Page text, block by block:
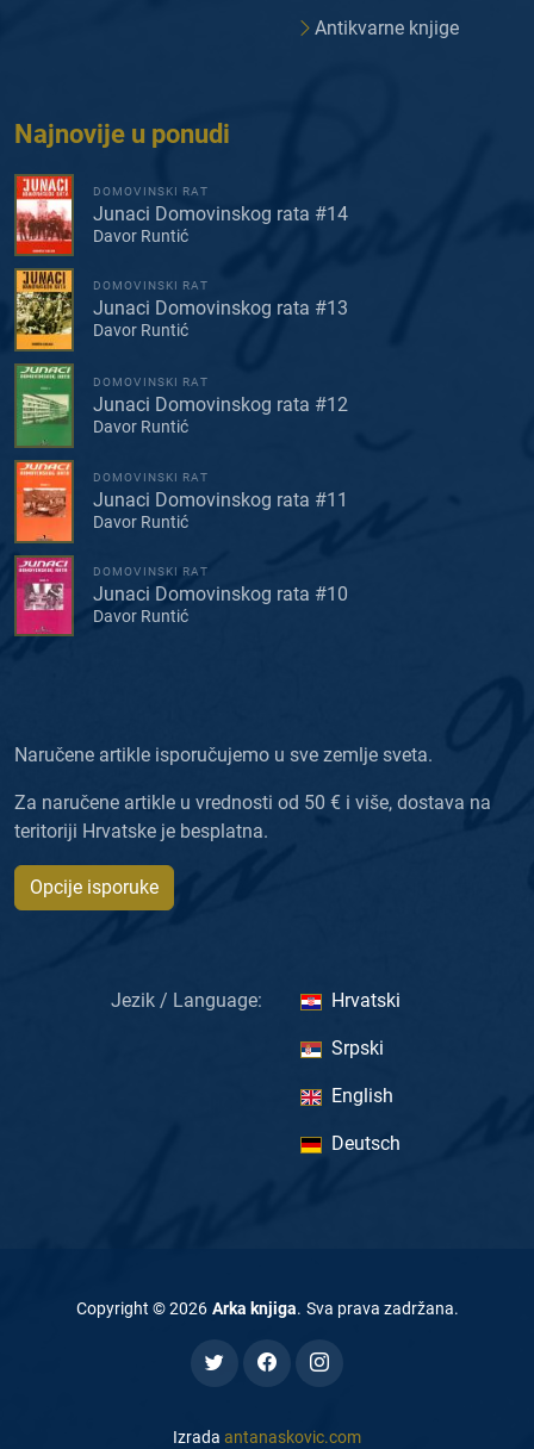
Antikvarne knjige
Najnovije u ponudi
DOMOVINSKI RAT
Junaci Domovinskog rata #14
Davor Runtić
DOMOVINSKI RAT
Junaci Domovinskog rata #13
Davor Runtić
DOMOVINSKI RAT
Junaci Domovinskog rata #12
Davor Runtić
DOMOVINSKI RAT
Junaci Domovinskog rata #11
Davor Runtić
DOMOVINSKI RAT
Junaci Domovinskog rata #10
Davor Runtić
Naručene artikle isporučujemo u sve zemlje sveta.
Za naručene artikle u vrednosti od 50 € i više, dostava na
teritoriji Hrvatske je besplatna.
Opcije isporuke
Jezik / Language: Hrvatski
Srpski
English
Deutsch
Copyright ©2026 Arka knjiga. Sva prava zadržana.
Izrada antanaskovic.com